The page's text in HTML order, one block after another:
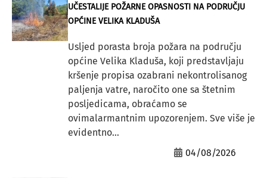
UČESTALIJE POŽARNE OPASNOSTI NA PODRUČJU
OPĆINE VELIKA KLADUŠA
Usljed porasta broja požara na području
općine Velika Kladuša, koji predstavljaju
kršenje propisa ozabrani nekontrolisanog
paljenja vatre, naročito one sa štetnim
posljedicama, obraćamo se
ovimalarmantnim upozorenjem. Sve više je
evidentno...
04/08/2026